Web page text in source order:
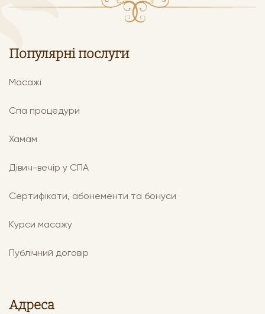
Популярні послуги
Масажі
Спа процедури
Хамам
Дівич-вечір у СПА
Сертифікати, абонементи та бонуси
Курси масажу
Публічний договір
Адреса